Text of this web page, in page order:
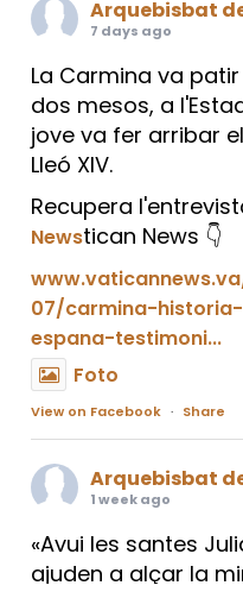
Arquebisbat
7 days ago
La Carmina va
dos mesos, a
jove va fer arribar
Lleó XIV.
Recupera
Newstican News 👇
07/carmina-
espana-testimoni...
Foto
View on Facebook · Share
Arquebisbat
1 week ago
«Avui les santes
ajuden a alçar la